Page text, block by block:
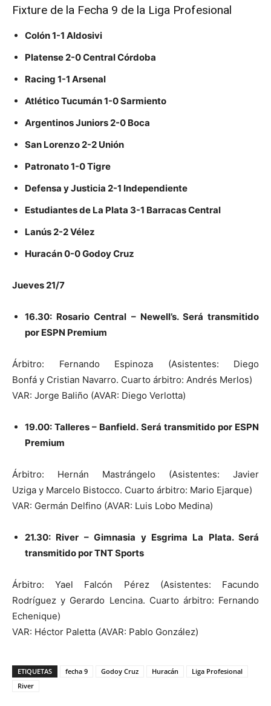
Fixture de la Fecha 9 de la Liga Profesional
Colón 1-1 Aldosivi
Platense 2-0 Central Córdoba
Racing 1-1 Arsenal
Atlético Tucumán 1-0 Sarmiento
Argentinos Juniors 2-0 Boca
San Lorenzo 2-2 Unión
Patronato 1-0 Tigre
Defensa y Justicia 2-1 Independiente
Estudiantes de La Plata 3-1 Barracas Central
Lanús 2-2 Vélez
Huracán 0-0 Godoy Cruz
Jueves 21/7
16.30: Rosario Central – Newell’s. Será transmitido
por ESPN Premium
Árbitro: Fernando Espinoza (Asistentes: Diego
Bonfá y Cristian Navarro. Cuarto árbitro: Andrés Merlos)
VAR: Jorge Baliño (AVAR: Diego Verlotta)
19.00: Talleres – Banfield. Será transmitido por ESPN
Premium
Árbitro: Hernán Mastrángelo (Asistentes: Javier
Uziga y Marcelo Bistocco. Cuarto árbitro: Mario Ejarque)
VAR: Germán Delfino (AVAR: Luis Lobo Medina)
21.30: River – Gimnasia y Esgrima La Plata. Será
transmitido por TNT Sports
Árbitro: Yael Falcón Pérez (Asistentes: Facundo
Rodríguez y Gerardo Lencina. Cuarto árbitro: Fernando
Echenique)
VAR: Héctor Paletta (AVAR: Pablo González)
ETIQUETAS fecha 9 Godoy Cruz Huracán
Liga Profesional
River